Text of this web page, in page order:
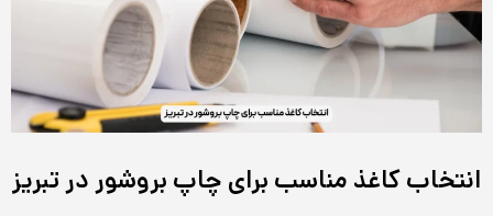
انتخاب کاغذ مناسب برای چاپ بروشور در تبریز